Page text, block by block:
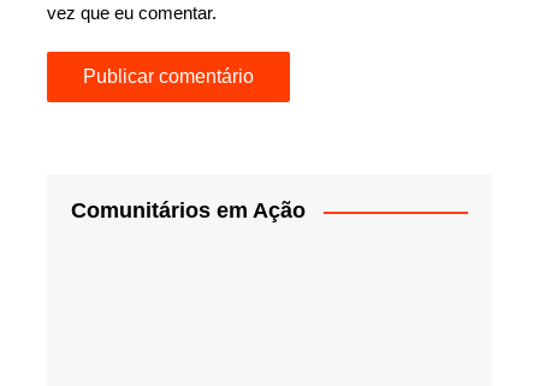
vez que eu comentar.
Comunitários em Ação